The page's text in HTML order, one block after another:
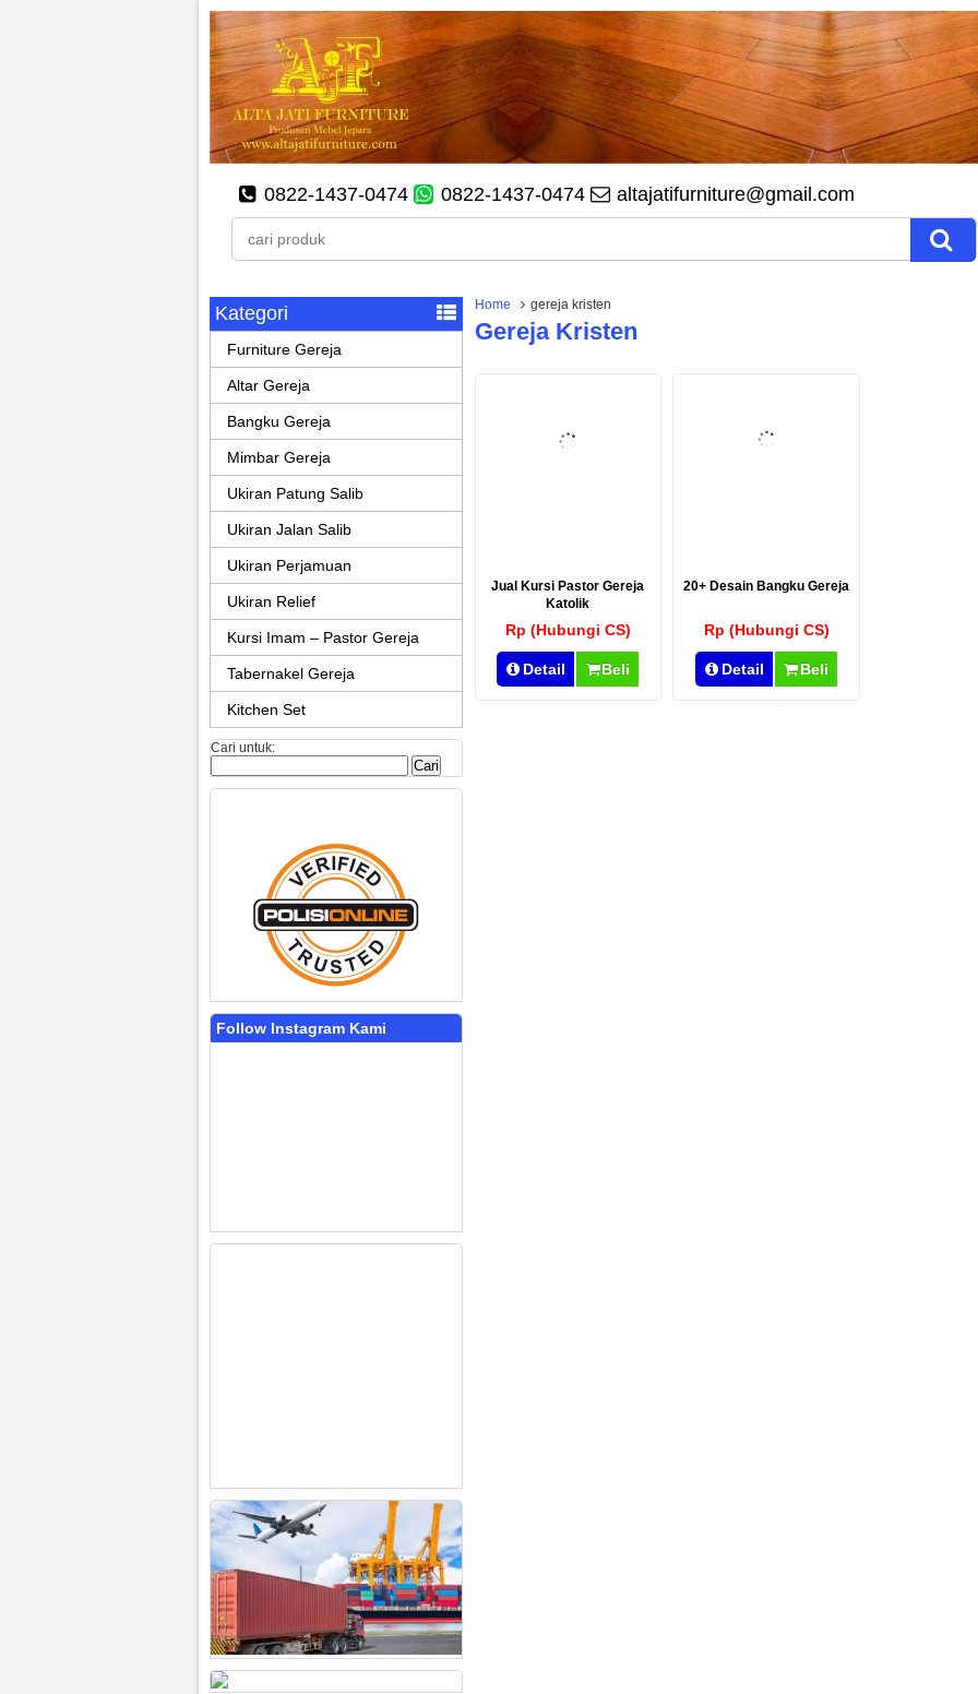
0822-1437-0474 0822-1437-0474 altajatifurniture@gmail.com
Home gereja kristen
Gereja Kristen
Jual Kursi Pastor Gereja
Katolik
Rp (Hubungi CS)
Detail Beli
20+ Desain Bangku Gereja
Rp (Hubungi CS)
Detail Beli
Kategori
Furniture Gereja
Altar Gereja
Bangku Gereja
Mimbar Gereja
Ukiran Patung Salib
Ukiran Jalan Salib
Ukiran Perjamuan
Ukiran Relief
Kursi Imam – Pastor Gereja
Tabernakel Gereja
Kitchen Set
Cari untuk:
Follow Instagram Kami